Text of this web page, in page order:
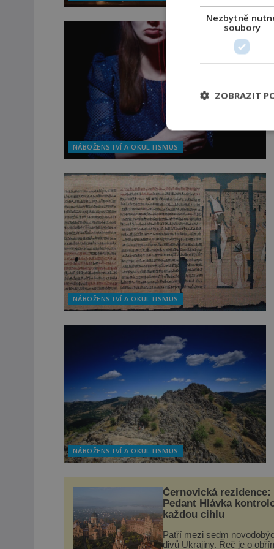
NÁBOŽENSTVÍ A OKULTISMUS
NÁBOŽENSTVÍ A OKULTISMUS
NÁBOŽENSTVÍ A OKULTISMUS
Černovická rezidence:
Pedant Hlávka
každou cihlu
Patří mezi sedm
divů Ukrajiny. Řeč je o
Nezbytně
soubory
ZOBRAZIT